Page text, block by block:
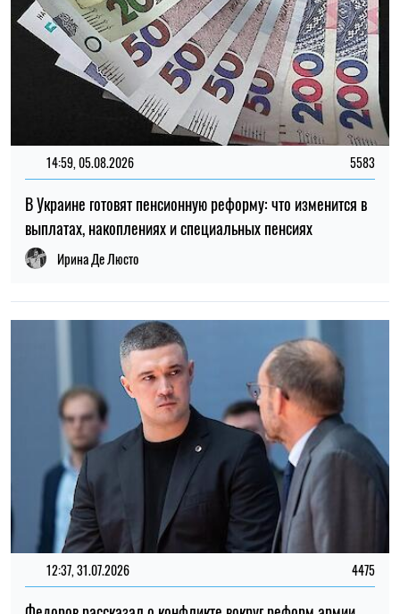
12:37, 31.07.2026
Федоров рассказал о конфликте вокруг реформ армии,
отношении к протестам и будущем войны – интервью NYT
Ирина Де Люсто